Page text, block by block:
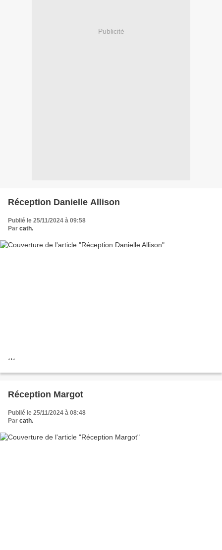
Publicité
Réception Danielle Allison
Publié le 25/11/2024 à 09:58
Par cath.
***
Réception Margot
Publié le 25/11/2024 à 08:48
Par cath.